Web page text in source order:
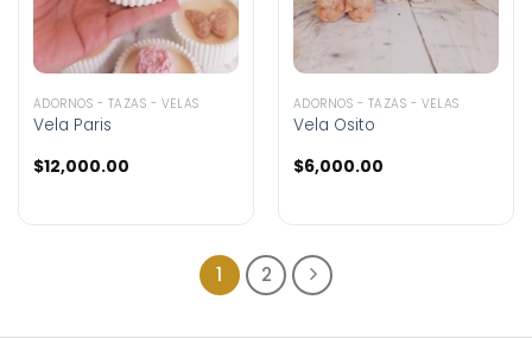
ADORNOS - TAZAS - VELAS
Vela Paris
$12,000.00
ADORNOS - TAZAS - VELAS
Vela Osito
$6,000.00
1 2